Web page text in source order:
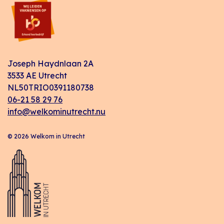
Joseph Haydnlaan 2A
3533 AE Utrecht
NL50TRIO0391180738
06-21 58 29 76
info@welkominutrecht.nu
© 2026 Welkom in Utrecht